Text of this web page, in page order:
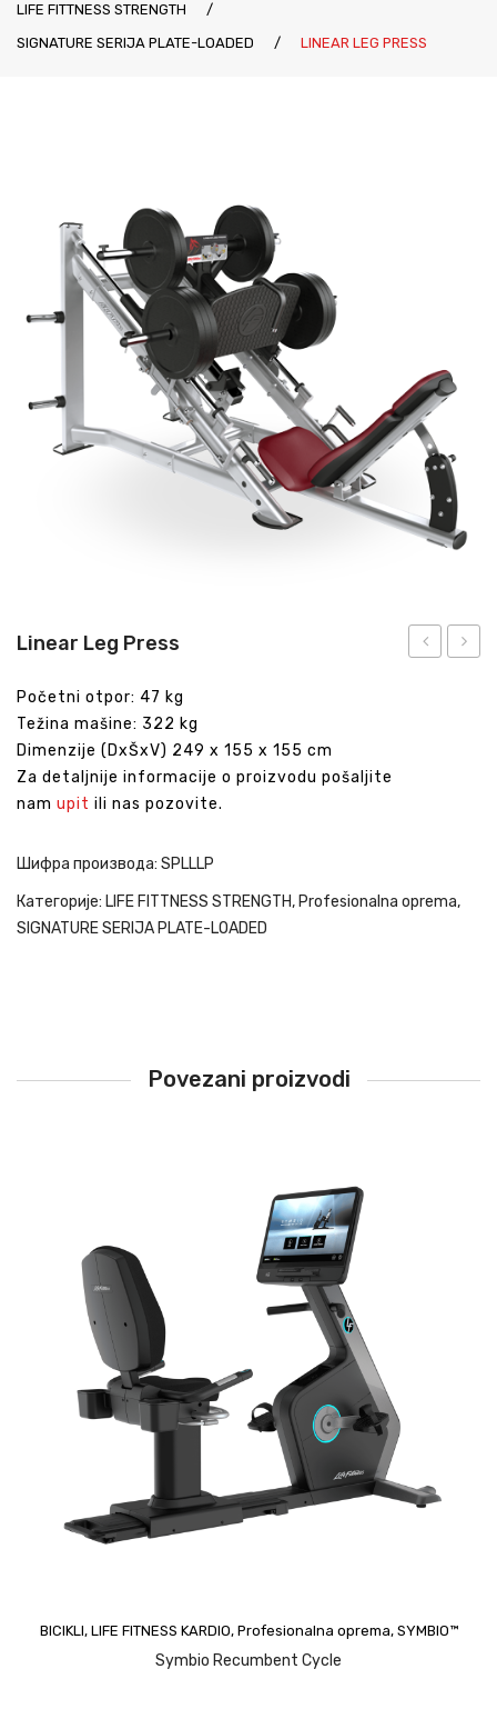
LIFE FITTNESS STRENGTH
/
SIGNATURE SERIJA PLATE-LOADED
/ LINEAR LEG PRESS
Linear Leg Press
Početni otpor: 47 kg
Težina mašine: 322 kg
Dimenzije (DxŠxV) 249 x 155 x 155 cm
Za detaljnije informacije o proizvodu pošaljite
nam upit ili nas pozovite.
Шифра производа: SPLLLP
Категорије: LIFE FITTNESS STRENGTH, Profesionalna oprema,
SIGNATURE SERIJA PLATE-LOADED
Povezani proizvodi
BICIKLI, LIFE FITNESS KARDIO, Profesionalna oprema, SYMBIO™
Symbio Recumbent Cycle